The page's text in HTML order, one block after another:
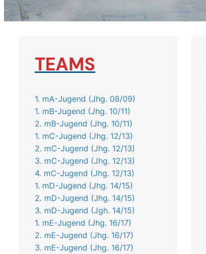
TEAMS
1. mA-Jugend (Jhg. 08/09)
1. mB-Jugend (Jhg. 10/11)
2. mB-Jugend (Jhg. 10/11)
1. mC-Jugend (Jhg. 12/13)
2. mC-Jugend (Jhg. 12/13)
3. mC-Jugend (Jhg. 12/13)
4. mC-Jugend (Jhg. 12/13)
1. mD-Jugend (Jhg. 14/15)
2. mD-Jugend (Jhg. 14/15)
3. mD-Jugend (Jgh. 14/15)
1. mE-Jugend (Jhg. 16/17)
2. mE-Jugend (Jhg. 16/17)
3. mE-Jugend (Jhg. 16/17)